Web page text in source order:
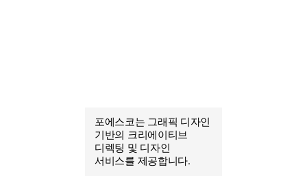
포에스코는 그래픽 디자인
기반의 크리에이티브
디렉팅 및 디자인
서비스를 제공합니다.
포에스코
조열음
그래픽 디자이너